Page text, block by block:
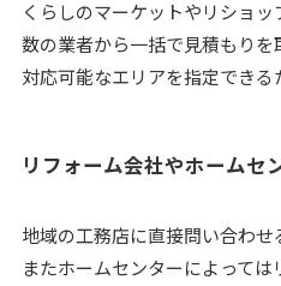
くらしのマーケットやリショ
数の業者から一括で見積もりを
対応可能なエリアを指定できる
リフォーム会社やホームセ
地域の工務店に直接問い合わせ
またホームセンターによって